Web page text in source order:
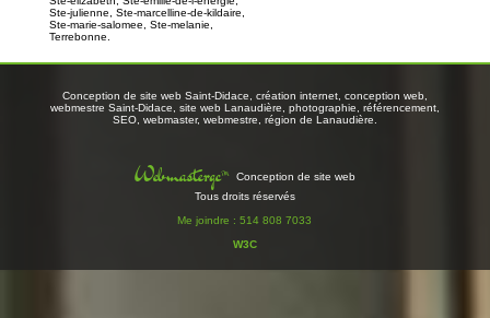
Ste-julienne, Ste-marcelline-de-kildaire,
Ste-marie-salomee, Ste-melanie,
Terrebonne.
Conception de site web Saint-Didace, création internet, conception web,
webmestre Saint-Didace, site web Lanaudière, photographie, référencement,
SEO, webmaster, webmestre, région de Lanaudière.
Webmastergc™Conception de site web
Tous droits réservés
Me joindre : 514 808 7033
W3C